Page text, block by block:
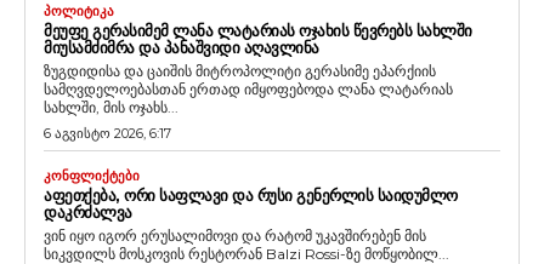
ᲞᲝᲚᲘᲢᲘᲙᲐ
ᲛᲔᲣᲤᲔ ᲒᲔᲠᲐᲡᲘᲛᲔᲛ ᲚᲐᲜᲐ ᲚᲐᲢᲐᲠᲘᲐᲡ ᲝᲯᲐᲮᲘᲡ ᲬᲔᲕᲠᲔᲑᲡ ᲡᲐᲮᲚᲨᲘ
ᲛᲘᲣᲡᲐᲛᲫᲘᲛᲠᲐ ᲓᲐ ᲞᲐᲜᲐᲨᲕᲘᲓᲘ ᲐᲦᲐᲕᲚᲘᲜᲐ
ზუგდიდისა და ცაიშის მიტროპოლიტი გერასიმე ეპარქიის
სამღვდელოებასთან ერთად იმყოფებოდა ლანა ლატარიას
სახლში, მის ოჯახს...
6 აგვისტო 2026, 6:17
ᲙᲝᲜᲤᲚᲘᲥᲢᲔᲑᲘ
ᲐᲤᲔᲗᲥᲔᲑᲐ, ᲝᲠᲘ ᲡᲐᲤᲚᲐᲕᲘ ᲓᲐ ᲠᲣᲡᲘ ᲒᲔᲜᲔᲠᲚᲘᲡ ᲡᲐᲘᲓᲣᲛᲚᲝ
ᲓᲐᲙᲠᲫᲐᲚᲕᲐ
ვინ იყო იგორ ერუსალიმოვი და რატომ უკავშირებენ მის
სიკვდილს მოსკოვის რესტორან Balzi Rossi-ზე მოწყობილ...